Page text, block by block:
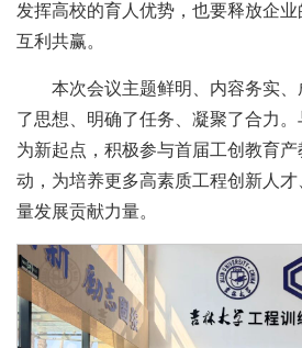
发挥高校的育人优势，也要释放企
互利共赢。
本次会议主题鲜明、内容务实
了思想、明确了任务、凝聚了合力
为新起点，积极参与首届工创教育
动，为培养更多高素质工程创新人
量发展贡献力量。